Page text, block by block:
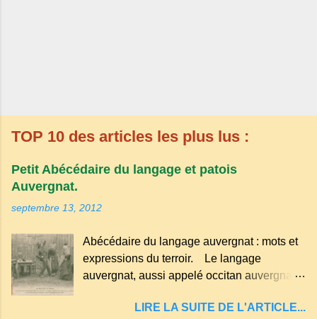
TOP 10 des articles les plus lus :
Petit Abécédaire du langage et patois
Auvergnat.
septembre 13, 2012
Abécédaire du langage auvergnat : mots et
expressions du terroir. Le langage
auvergnat, aussi appelé occitan auvergnat ,
principalement en Auvergne et dans
LIRE LA SUITE DE L'ARTICLE...